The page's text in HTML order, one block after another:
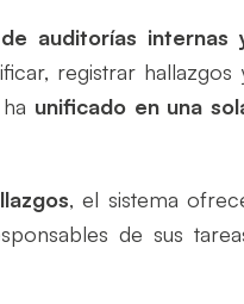
auditorías internas
registrar hallazgos
unificado en una
, el sistema
de sus